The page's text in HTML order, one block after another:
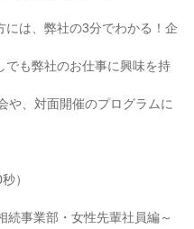
には、弊社の3分でわかる！企
でも弊社のお仕事に興味を持
や、対面開催のプログラムに
）
続事業部・女性先輩社員編～